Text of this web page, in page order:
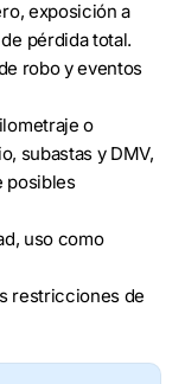
exposición a
pérdida total.
robo y eventos
o
subastas y DMV,
posibles
uso como
restricciones de